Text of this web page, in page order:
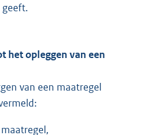
het opleggen van een
van een maatregel